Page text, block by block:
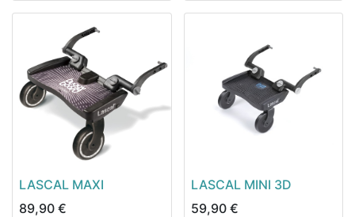
LASCAL MAXI
89,90 €
LASCAL MINI 3D
59,90€